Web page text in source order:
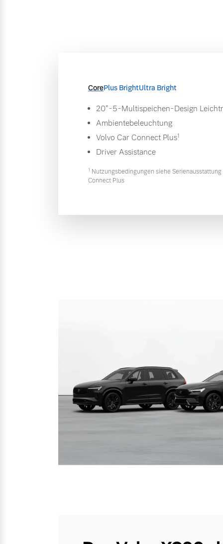
CorePlus BrightUltra Bright
20"-5-Multispeichen-Design
Ambientebeleuchtung
Volvo Car Connect Plus1
Driver Assistance
1 Nutzungsbedingungen siehe Serienausstattung
Connect Plus